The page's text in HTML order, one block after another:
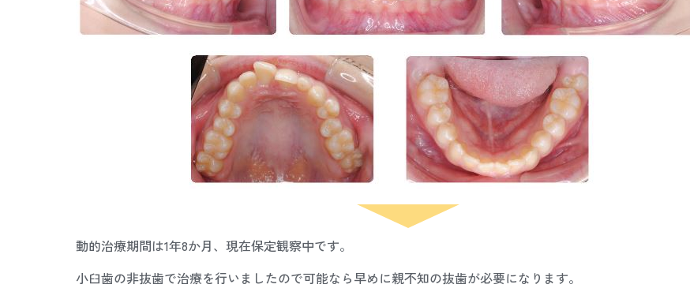
動的治療期間は1年8か月、現在保定観察中です。
小臼歯の非抜歯で治療を行いましたので可能なら早めに親不知の抜歯が必要になります。